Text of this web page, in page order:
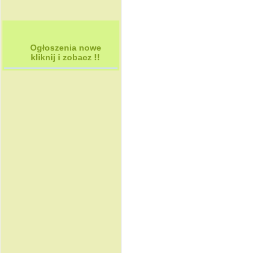
Ogłoszenia nowe
kliknij i zobacz !!